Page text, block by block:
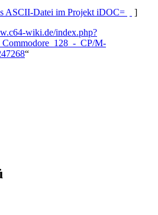
ASCII-Datei im Projekt iDOC=
]
wiki.de/index.php?
_CP/M-
“